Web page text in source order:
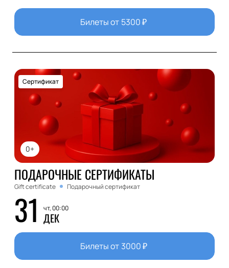
Билеты от 5300₽
0+
Сертификат
ПОДАРОЧНЫЕ СЕРТИФИКАТЫ
Gift certificate Подарочный сертификат
31 чт, 00:00
ДЕК
Билеты от 3000₽